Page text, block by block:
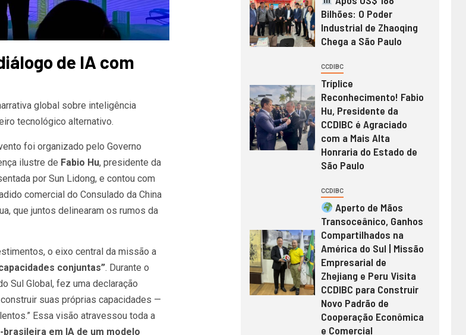
de IA com
global sobre inteligência
tecnológico alternativo.
foi organizado pelo Governo
ilustre de Fabio Hu, presidente da
por Sun Lidong, e contou com
comercial do Consulado da China
que juntos delinearam os rumos da
o eixo central da missão a
conjuntas”. Durante o
Sul Global, fez uma declaração
suas próprias capacidades —
Essa visão atravessou toda a
em IA de um modelo
Bilhões: O Poder
Industrial de Zhaoqing
Chega a São Paulo
CCDIBC
Tríplice
Reconhecimento! Fabio
Hu, Presidente da
CCDIBC é Agraciado
com a Mais Alta
Honraria do Estado de
São Paulo
CCDIBC
Aperto de Mãos
Transoceânico, Ganhos
Compartilhados na
América do Sul | Missão
Empresarial de
Zhejiang e Peru Visita
CCDIBC para Construir
Novo Padrão de
Cooperação Econômica
e Comercial